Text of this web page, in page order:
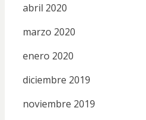
abril 2020
marzo 2020
enero 2020
diciembre 2019
noviembre 2019